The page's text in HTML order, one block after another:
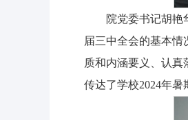
院党委书记胡艳
届三中全会的基本
质和内涵要义、认真
传达了学校2024年暑